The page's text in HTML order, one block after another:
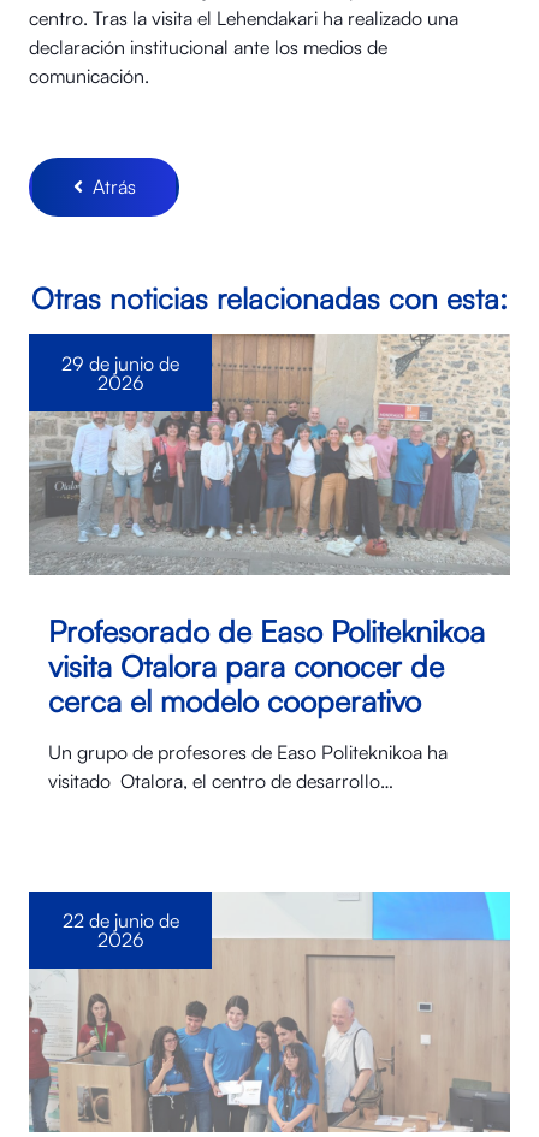
centro. Tras la visita el Lehendakari ha realizado una
declaración institucional ante los medios de
comunicación.
Atrás
Otras noticias relacionadas con esta:
Profesorado de Easo Politeknikoa
visita Otalora para conocer de
cerca el modelo cooperativo
Un grupo de profesores de Easo Politeknikoa ha
visitado Otalora⁠, el centro de desarrollo…
29 de junio de
2026
22 de junio de
2026